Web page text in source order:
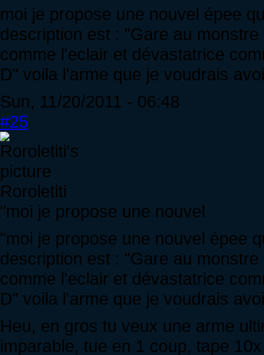
moi je propose une nouvel épee
description est : "Gare au
comme l'eclair et dévastatrice
D" voila l'arme que je voudrais
Sun, 11/20/2011 - 06:48
#25
Roroletiti
"moi je propose une nouvel
"moi je propose une nouvel épee
description est : "Gare au
comme l'eclair et dévastatrice
D" voila l'arme que je voudrais
Heu, en gros tu veux une arme
imparable, tue en 1 coup, tape